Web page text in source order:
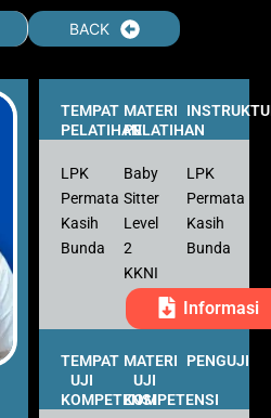
BACK
TEMPAT
PELATIHAN
MATERI
PELATIHAN
LPK
Permata
Kasih
Bunda
Baby
Sitter
Level
2
KKNI
LPK
Permata
Kasih
Bunda
Informasi
TEMPAT
UJI
KOMPETENSI
MATERI
UJI
KOMPETENSI
PENGUJI